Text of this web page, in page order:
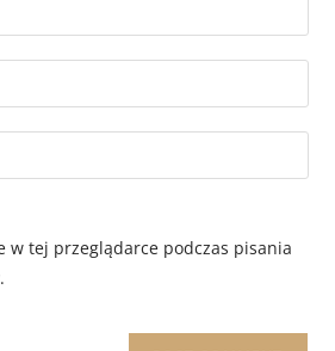
w tej przeglądarce podczas pisania